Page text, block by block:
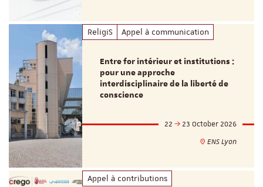
ReligiS Appel à communication
Entre for intérieur et institutions :
pour une approche
interdisciplinaire de la liberté de
conscience
22
23 October 2026
ENS Lyon
Appel à contributions